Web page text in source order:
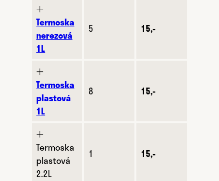
🞢
Termoska
nerezová
1L
5 15,-
🞢
Termoska
plastová
1L
8 15,-
🞢
Termoska
plastová
2.2L
1 15,-